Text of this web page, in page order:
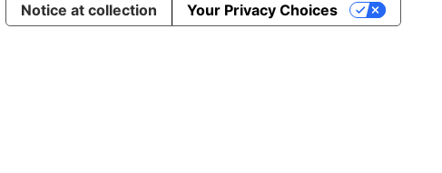
Notice at collection Your Privacy Choices